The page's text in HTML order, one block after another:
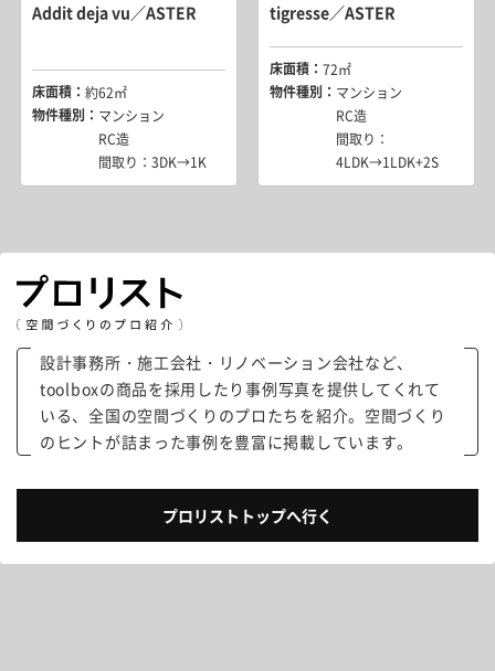
Addit deja vu／ASTER
床面積： 約62㎡
物件種別： マンション
RC造
間取り：3DK→1K
tigresse／ASTER
床面積： 72㎡
物件種別： マンション
RC造
間取り：
4LDK→1LDK+2S
設計事務所・施工会社・リノベーション会社など、
toolboxの商品を採用したり事例写真を提供してくれて
いる、全国の空間づくりのプロたちを紹介。空間づくり
のヒントが詰まった事例を豊富に掲載しています。
プロリストトップへ行く